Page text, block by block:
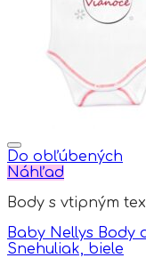
Do obľúbených
Náhľad
Body s vtipným
Baby Nellys Body
Snehuliak, biele